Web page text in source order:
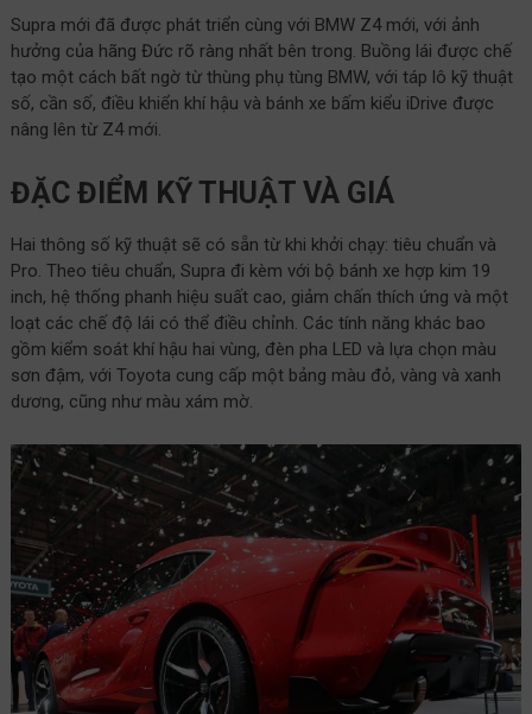
Supra mới đã được phát triển cùng với BMW Z4 mới, với ảnh
hưởng của hãng Đức rõ ràng nhất bên trong. Buồng lái được chế
tạo một cách bất ngờ từ thùng phụ tùng BMW, với táp lô kỹ thuật
số, cần số, điều khiển khí hậu và bánh xe bấm kiểu iDrive được
nâng lên từ Z4 mới.
ĐẶC ĐIỂM KỸ THUẬT VÀ GIÁ
Hai thông số kỹ thuật sẽ có sẵn từ khi khởi chạy: tiêu chuẩn và
Pro. Theo tiêu chuẩn, Supra đi kèm với bộ bánh xe hợp kim 19
inch, hệ thống phanh hiệu suất cao, giảm chấn thích ứng và một
loạt các chế độ lái có thể điều chỉnh. Các tính năng khác bao
gồm kiểm soát khí hậu hai vùng, đèn pha LED và lựa chọn màu
sơn đậm, với Toyota cung cấp một bảng màu đỏ, vàng và xanh
dương, cũng như màu xám mờ.